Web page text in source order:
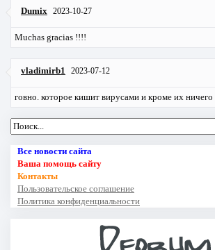
Dumix 2023-10-27
Muchas gracias !!!!
vladimirb1 2023-07-12
говно. которое кишит вирусами и кроме их ничего
Все новости сайта
Ваша помощь сайту
Контакты
Пользовательское соглашение
Политика конфиденциальности